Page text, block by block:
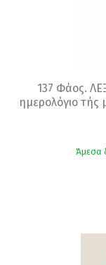
137 Φάος.
ημερολόγιο τής
Άμεσα